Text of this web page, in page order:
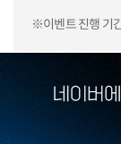
※이벤트 진행 기